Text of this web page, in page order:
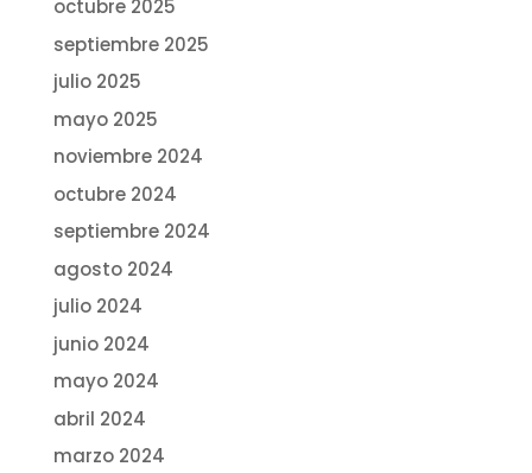
octubre 2025
septiembre 2025
julio 2025
mayo 2025
noviembre 2024
octubre 2024
septiembre 2024
agosto 2024
julio 2024
junio 2024
mayo 2024
abril 2024
marzo 2024